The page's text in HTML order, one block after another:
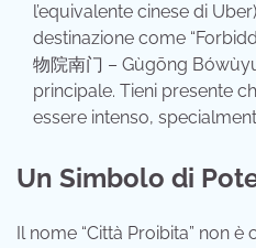
l’equivalente cinese di
destinazione come
物院南门 – Gùgōng
principale. Tieni presente
essere intenso,
Un Simbolo di
Il nome “Città Proibita” non